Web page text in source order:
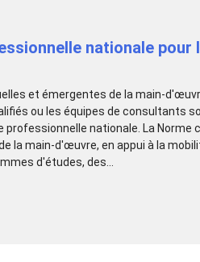
nationale pour
et émergentes de la main-
ou les équipes de consultants
nationale. La Norme
la main-d'œuvre, en appui à la
d'études, des...